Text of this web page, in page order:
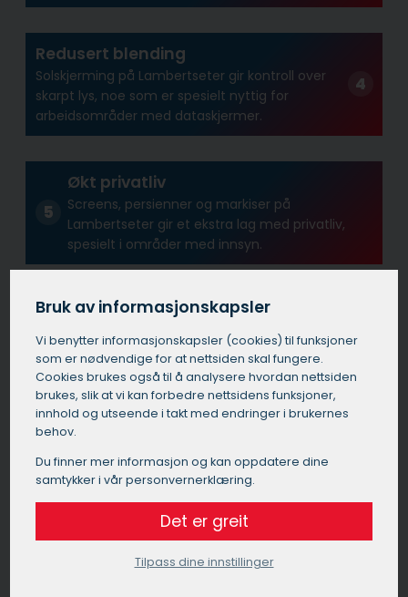
Redusert blending
Solskjerming på Lambertseter gir kontroll over
skarpt lys, noe som er spesielt nyttig for
arbeidsområder med dataskjermer.
Økt privatliv
Screens, persienner og markiser på
Lambertseter gir et ekstra lag med privatliv,
spesielt i områder med innsyn.
Forbedret estetikk
Veldesignede solskjermingsprodukter på
Lambertseter kan forbedre bygningens
utseende og øke eiendommens verdi.
Allsidighet
Det finnes mange typer utvendig solskjerming
tilgjengelig på Lambertseter, så det er stor
sannsynlighet at du finner en løsninger som
passer perfekt for akkurat deg.
Bruk av informasjonskapsler
Vi benytter informasjons­kapsler (cookies) til funksjoner
som er nødvendige for at nettsiden skal fungere.
Cookies brukes også til å analysere hvordan nettsiden
brukes, slik at vi kan forbedre nettsidens funksjoner,
innhold og utseende i takt med endringer i brukernes
behov.
Du finner mer informasjon og kan oppdatere dine
samtykker i vår personvernerklæring.
Det er greit
Tilpass dine innstillinger